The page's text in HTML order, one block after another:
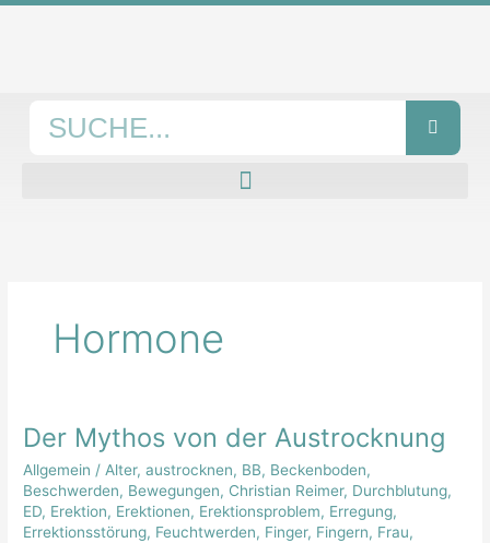
Zum
Hormone
Der Mythos von der Austrocknung
Allgemein / Alter,austrocknen, BB, Beckenboden,
Beschwerden, Bewegungen, Christian Reimer, Durchblutung,
ED, Erektion, Erektionen, Erektionsproblem, Erregung,
Errektionsstörung, Feuchtwerden, Finger, Fingern, Frau,
Der
von
der
Austrocknung